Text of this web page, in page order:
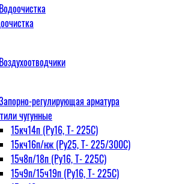
Водоочистка
Воздухоотводчики
регулирующая арматура
чугунные
15кч14п (Ру16, Т- 225С)
15кч16п/нж (Ру25, Т- 225/300С)
15ч8п/18п (Ру16, Т- 225С)
15ч9п/15ч19п (Ру16, Т- 225С)